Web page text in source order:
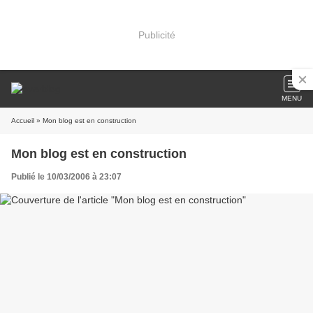
Publicité
MENU
Accueil » Mon blog est en construction
Mon blog est en construction
Publié le 10/03/2006 à 23:07